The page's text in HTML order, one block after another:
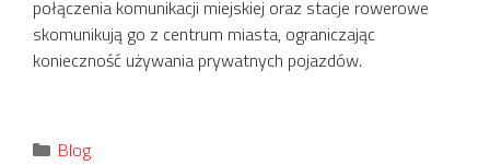
połączenia komunikacji miejskiej oraz stacje rowerowe
skomunikują go z centrum miasta, ograniczając
konieczność używania prywatnych pojazdów.
Kategorie
Blog